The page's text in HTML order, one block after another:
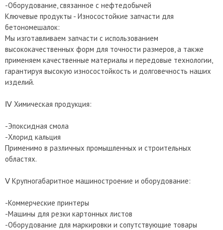
-Оборудование, связанное с нефтедобычей
Ключевые продукты - Износостойкие запчасти для
бетономешалок:
Мы изготавливаем запчасти с использованием
высококачественных форм для точности размеров, а также
применяем качественные материалы и передовые технологии,
гарантируя высокую износостойкость и долговечность наших
изделий.
Ⅳ Химическая продукция:
-Эпоксидная смола
-Хлорид кальция
Применимо в различных промышленных и строительных
областях.
Ⅴ Крупногабаритное машиностроение и оборудование:
-Коммерческие принтеры
-Машины для резки картонных листов
-Оборудование для маркировки и сопутствующие товары